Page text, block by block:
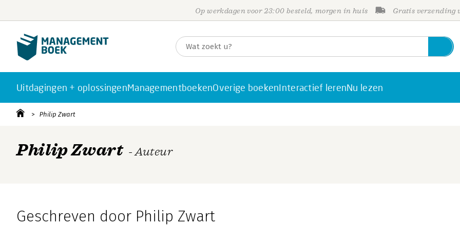
Op werkdagen voor 23:00 besteld, morgen in huis Gratis verzending
Uitdagingen + oplossingenManagementboekenOverige boekenInteractief lerenNu lezen
Philip Zwart
Philip Zwart - Auteur
Geschreven door Philip Zwart